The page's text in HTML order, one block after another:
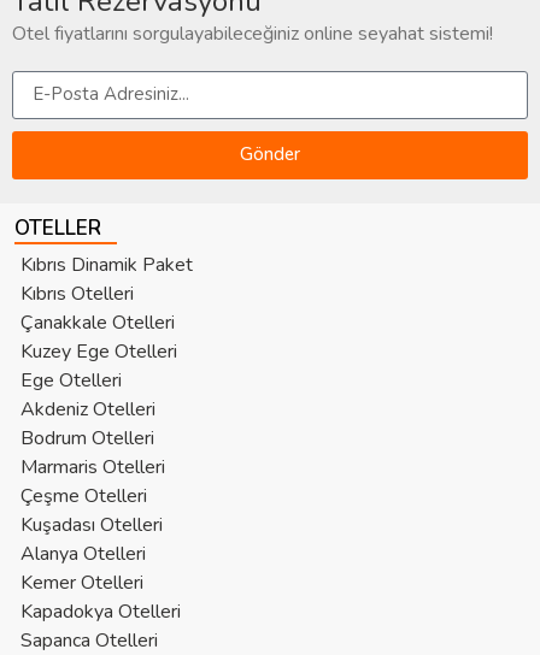
Otel fiyatlarını sorgulayabileceğiniz online seyahat sistemi!
Gönder
OTELLER
Kıbrıs Dinamik Paket
Kıbrıs Otelleri
Çanakkale Otelleri
Kuzey Ege Otelleri
Ege Otelleri
Akdeniz Otelleri
Bodrum Otelleri
Marmaris Otelleri
Çeşme Otelleri
Kuşadası Otelleri
Alanya Otelleri
Kemer Otelleri
Kapadokya Otelleri
Sapanca Otelleri